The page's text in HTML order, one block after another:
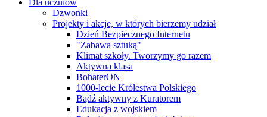
Dzwonki
Projekty i akcje, w których bierzemy udział
Dzień Bezpiecznego Internetu
"Zabawa sztuką"
Klimat szkoły. Tworzymy go razem
Aktywna klasa
BohaterON
1000-lecie Królestwa Polskiego
Bądź aktywny z Kuratorem
Edukacja z wojskiem